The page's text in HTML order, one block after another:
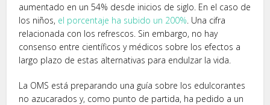
aumentado en un 54% desde inicios de siglo. En el caso de
los niños, el porcentaje ha subido un 200%. Una cifra
relacionada con los refrescos. Sin embargo, no hay
consenso entre científicos y médicos sobre los efectos a
largo plazo de estas alternativas para endulzar la vida.
La OMS está preparando una guía sobre los edulcorantes
no azucarados y, como punto de partida, ha pedido a un